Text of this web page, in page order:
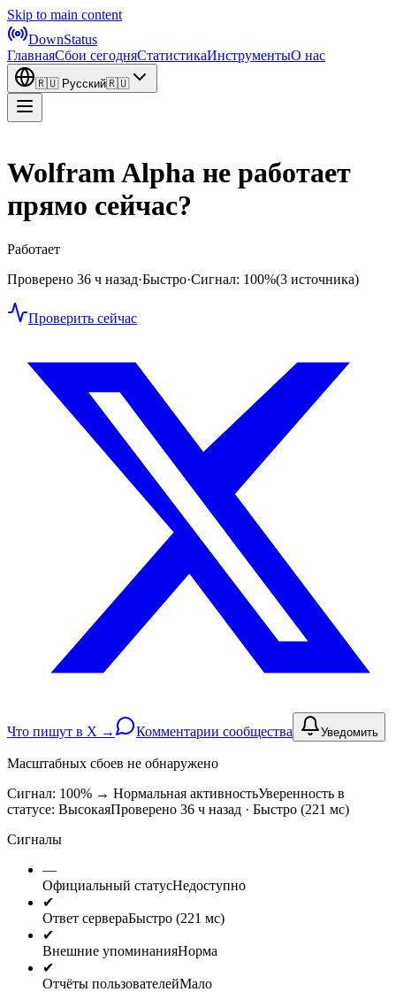
Skip to main content
DownStatus
ГлавнаяСбои сегодняСтатистикаИнструментыО нас
🇷🇺 Русский🇷🇺
Wolfram Alpha не работает
прямо сейчас?
Работает
Проверено 36 ч назад·Быстро·Сигнал: 100%(3 источника)
Проверить сейчас
Что пишут в X → Комментарии сообщества Уведомить
Масштабных сбоев не обнаружено
Сигнал: 100% → Нормальная активностьУверенность в
статусе: ВысокаяПроверено 36 ч назад · Быстро (221 мс)
Сигналы
—
Официальный статусНедоступно
✔
Ответ сервераБыстро (221 мс)
✔
Внешние упоминанияНорма
✔
Отчёты пользователейМало